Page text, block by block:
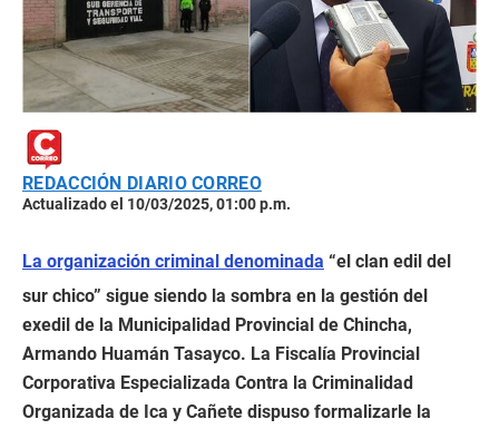
REDACCIÓN DIARIO CORREO
Actualizado el 10/03/2025, 01:00 p.m.
La organización criminal denominada “el clan edil del
sur chico” sigue siendo la sombra en la gestión del
exedil de la Municipalidad Provincial de Chincha,
Armando Huamán Tasayco. La Fiscalía Provincial
Corporativa Especializada Contra la Criminalidad
Organizada de Ica y Cañete dispuso formalizarle la